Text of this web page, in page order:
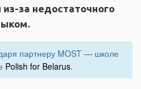
за недостаточного
партнеру MOST — школе
Polish for Belarus.